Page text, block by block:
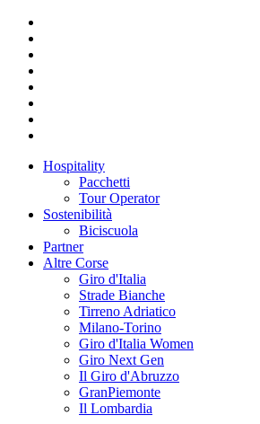
Hospitality
Pacchetti
Tour Operator
Sostenibilità
Biciscuola
Partner
Altre Corse
Giro d'Italia
Strade Bianche
Tirreno Adriatico
Milano-Torino
Giro d'Italia Women
Giro Next Gen
Il Giro d'Abruzzo
GranPiemonte
Il Lombardia